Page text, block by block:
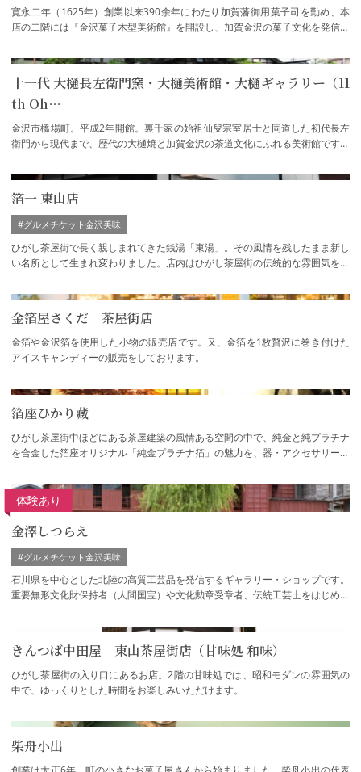
寛永二年（1625年）創業以来390余年にわたり加賀藩御用菓子司を勤め、本
店の二階には『金沢菓子木型美術館』を開設し、加賀金沢の菓子文化を発信し
十一代 大樋長左衛門窯・大樋美術館・大樋ギャラリー（11
th Oh…
金沢市橋場町。平成2年開館。裏千家の始祖仙叟宗室居士と同道した初代長左
衛門から現代まで、歴代の大樋焼と加賀金沢の茶道文化にふれる美術館です。
箔一 東山店
ひがし茶屋街で長く親しまれてきた銭湯「東湯」。その風情を残したまま新し
い名所として生まれ変わりました。店内はひがし茶屋街の伝統的な雰囲気をイ
#グルメチケット金沢美味
金箔屋さくだ 茶屋街店
金箔や金沢箔を使用した小物の販売店です。又、金箔を1枚贅沢に巻き付けた
アイスキャンディーの販売をしております。
箔座ひかり藏
ひがし茶屋街中ほどにある茶屋建築の風情ある空間の中で、純金と純プラチナ
を合金した箔座オリジナル「純金プラチナ箔」の魅力を、器・アクセサリー・
金澤しつらえ
体験あり
石川県を中心とした北陸の高質工芸品を発信するギャラリー・ショップです。
重要無形文化財保持者（人間国宝）や文化勲章受章者、伝統工芸士をはじめと
#グルメチケット金沢美味
きんつば中田屋 東山茶屋街店（甘味処 和味）
ひがし茶屋街の入り口にあるお店。2階の甘味処では、昭和モダンの雰囲気の
中で、ゆっくりとした時間をお楽しみいただけます。
柴舟小出
創業は大正6年。町の小さなお菓子屋さんから始まりました。柴舟小出の代表